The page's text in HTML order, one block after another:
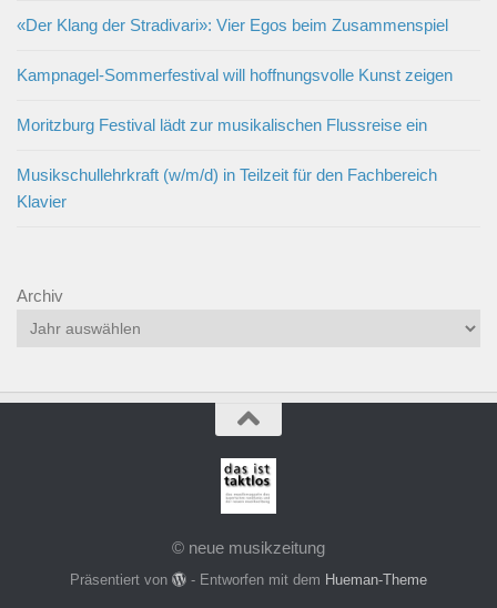
«Der Klang der Stradivari»: Vier Egos beim Zusammenspiel
Kampnagel-Sommerfestival will hoffnungsvolle Kunst zeigen
Moritzburg Festival lädt zur musikalischen Flussreise ein
Musikschullehrkraft (w/m/d) in Teilzeit für den Fachbereich
Klavier
Archiv
© neue musikzeitung
Präsentiert von - Entworfen mit dem Hueman-Theme